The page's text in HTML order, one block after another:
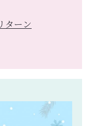
ターン